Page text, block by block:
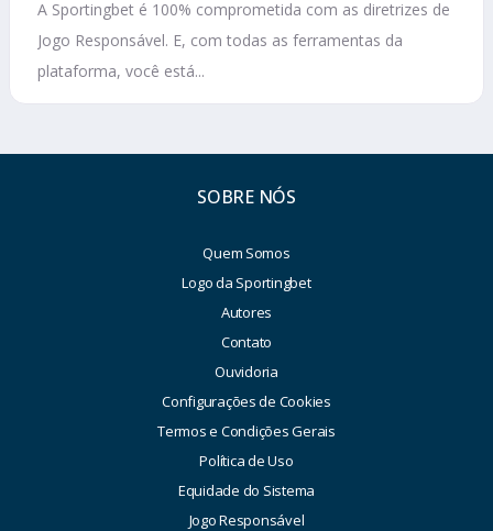
A Sportingbet é 100% comprometida com as diretrizes de
Jogo Responsável. E, com todas as ferramentas da
plataforma, você está...
SOBRE NÓS
Quem Somos
Logo da Sportingbet
Autores
Contato
Ouvidoria
Configurações de Cookies
Termos e Condições Gerais
Política de Uso
Equidade do Sistema
Jogo Responsável